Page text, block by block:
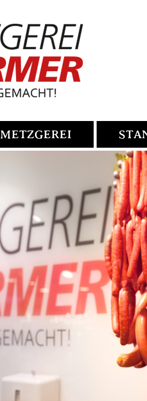
METZGEREI